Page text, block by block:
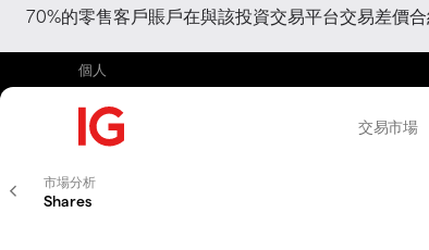
70%的零售客戶賬戶在與該投資交易平台交易差價
個人
交易市場
市場分析
Shares